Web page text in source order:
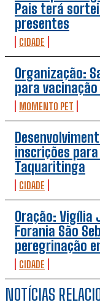
Pais terá
presentes
CIDADE
Organização:
para
MOMENTO PET
inscrições
Taquaritinga
CIDADE
Oração: Vigília
Forania São
peregrinação
CIDADE
NOTÍCIAS